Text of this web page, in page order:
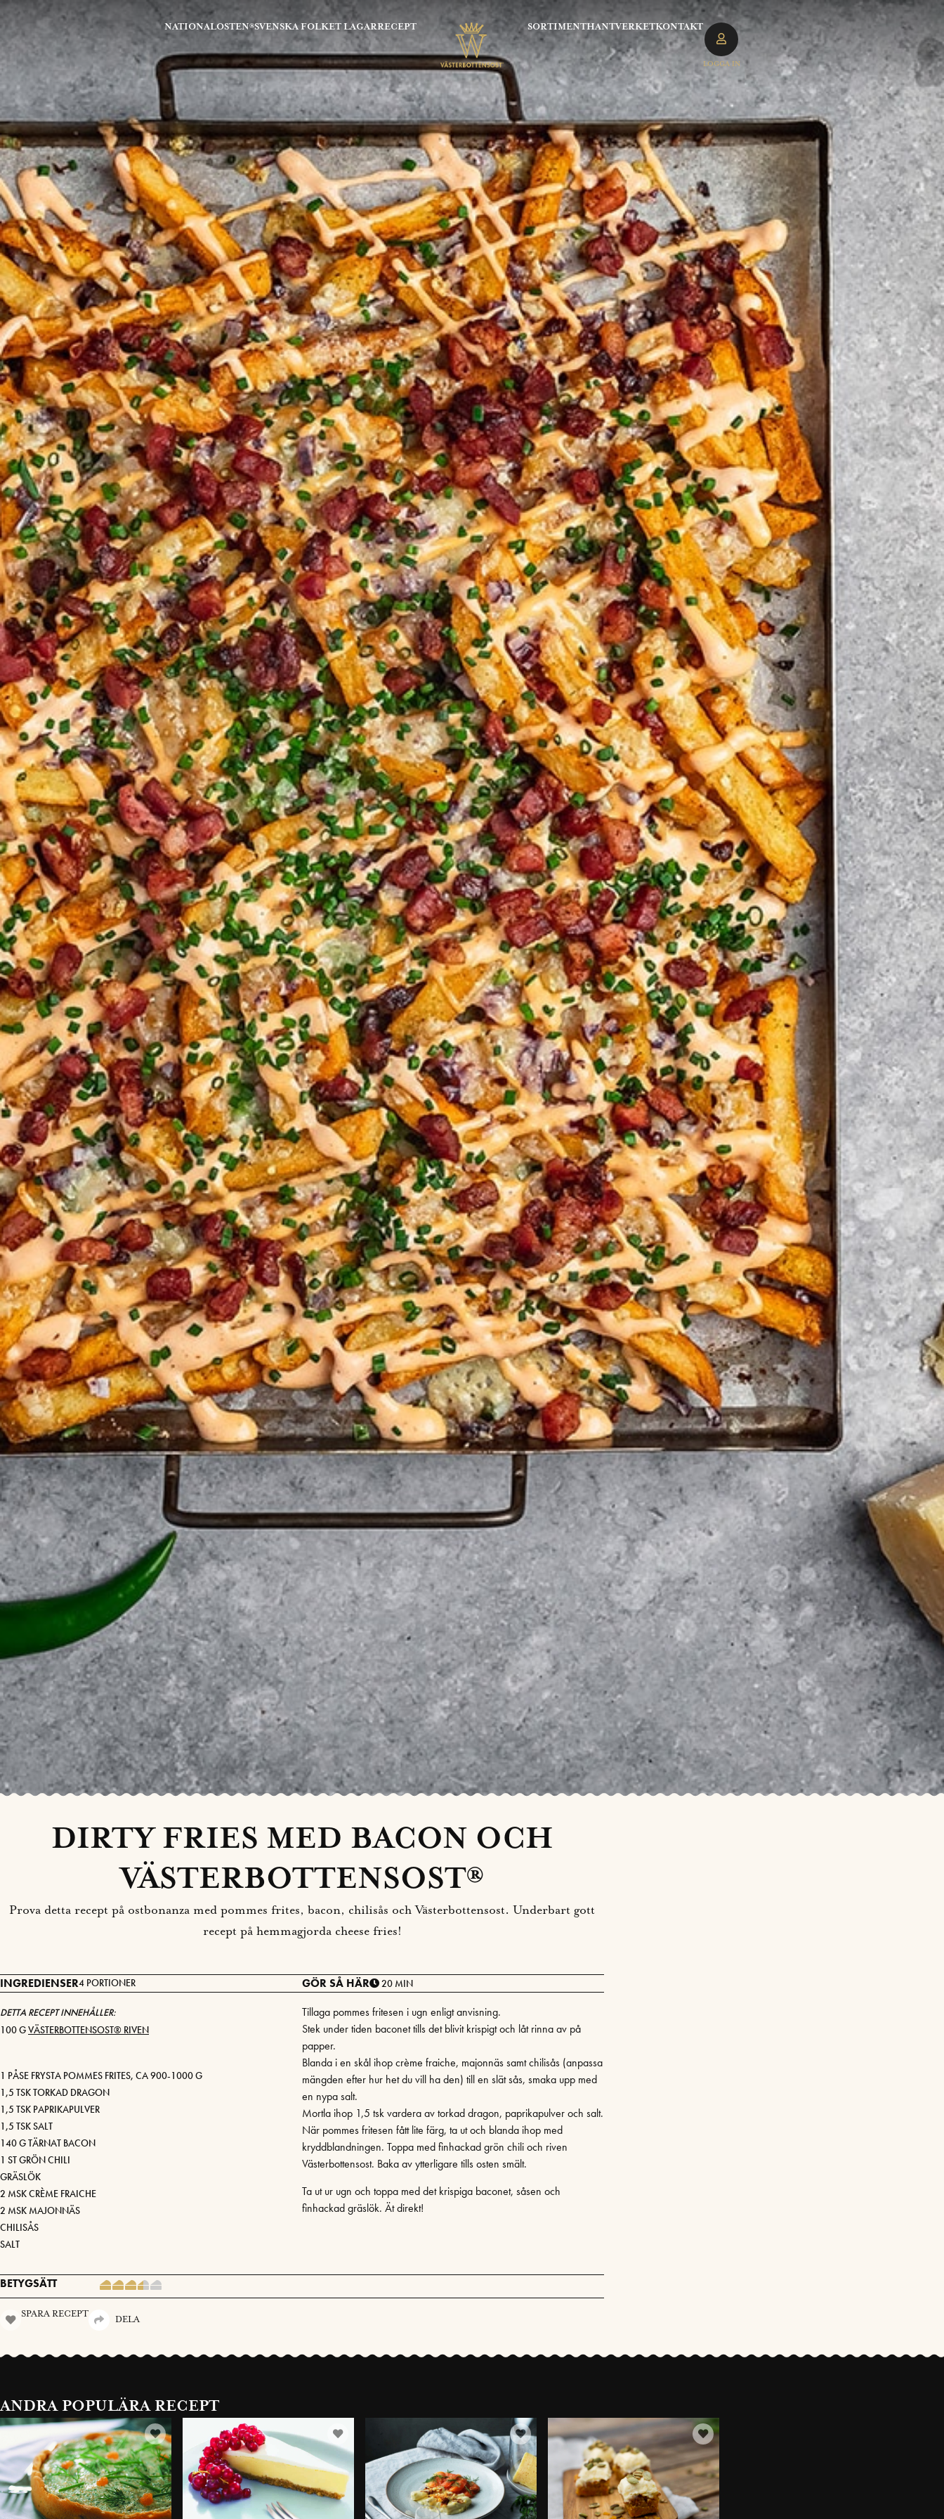
RECEPT
SVENSKA FOLKET LAGAR
NATIONALOSTEN® SORTIMENTHANTVERKETKONTAKT
LOGGA IN
DIRTY FRIES MED BACON OCH
VÄSTERBOTTENSOST®
Prova detta recept på ostbonanza med pommes frites, bacon, chilisås och Västerbottensost. Underbart gott
recept på hemmagjorda cheese fries!
INGREDIENSER4 PORTIONER
DETTA RECEPT INNEHÅLLER:
100 GVÄSTERBOTTENSOST® RIVEN
1 PÅSE FRYSTA POMMES FRITES, CA 900-1000 G
1,5 TSK TORKAD DRAGON
1,5 TSK PAPRIKAPULVER
1,5 TSK SALT
140 G TÄRNAT BACON
1 ST GRÖN CHILI
GRÄSLÖK
2 MSK CRÈME FRAICHE
2 MSK MAJONNÄS
CHILISÅS
SALT
GÖR SÅ HÄR 20 MIN
Tillaga pommes fritesen i ugn enligt anvisning.
Stek under tiden baconet tills det blivit krispigt och låt rinna av på
papper.
Blanda i en skål ihop crème fraiche, majonnäs samt chilisås (anpassa
mängden efter hur het du vill ha den) till en slät sås, smaka upp med
en nypa salt.
Mortla ihop 1,5 tsk vardera av torkad dragon, paprikapulver och salt.
När pommes fritesen fått lite färg, ta ut och blanda ihop med
kryddblandningen. Toppa med finhackad grön chili och riven
Västerbottensost. Baka av ytterligare tills osten smält.
Ta ut ur ugn och toppa med det krispiga baconet, såsen och
finhackad gräslök. Ät direkt!
BETYGSÄTT
SPARA RECEPT
DELA
ANDRA POPULÄRA RECEPT